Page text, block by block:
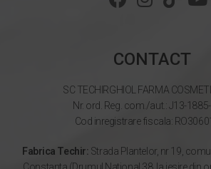
CONTACT
SC TECHIRGHIOL FARMA
Nr. ord. Reg. com./aut.: J13-
Cod inregistrare fiscala:
Fabrica Techir: Strada Plantelor, nr 19,
Constanta (Drumul National 38, la iesire din